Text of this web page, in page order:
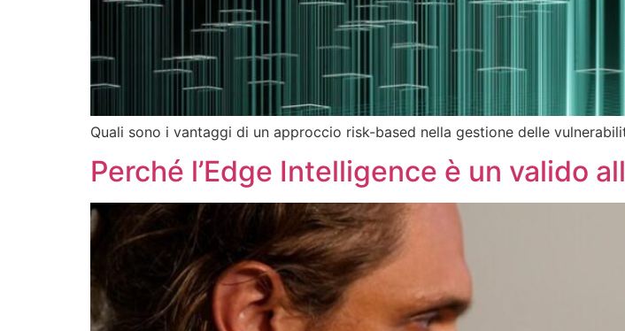
Quali sono i vantaggi di un approccio risk-based nella gestione delle
Perché l’Edge Intelligence è un valido